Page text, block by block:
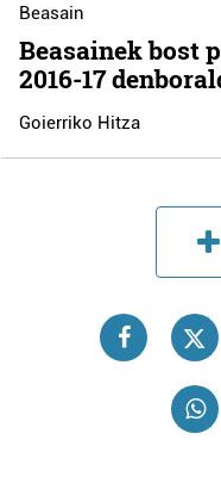
Beasain
Beasainek bost
2016-17
Goierriko Hitza